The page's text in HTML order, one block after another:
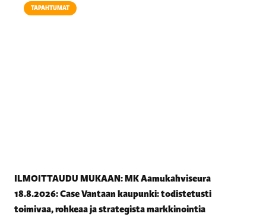
TAPAHTUMAT
ILMOITTAUDU MUKAAN: MK Aamukahviseura
18.8.2026: Case Vantaan kaupunki: todistetusti
toimivaa, rohkeaa ja strategista markkinointia